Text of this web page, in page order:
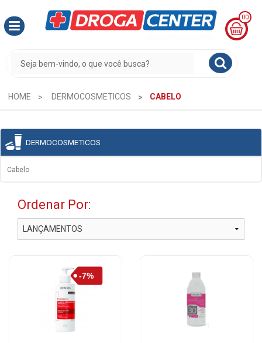
00
CESTA
R$
0,00
HOME DERMOCOSMETICOS CABELO
DERMOCOSMETICOS
Cabelo
Ordenar Por: